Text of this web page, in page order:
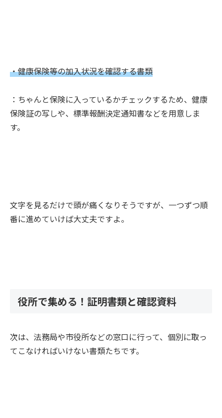
・健康保険等の加入状況を確認する書類
：ちゃんと保険に入っているかチェックするため、健康
保険証の写しや、標準報酬決定通知書などを用意しま
す。
文字を見るだけで頭が痛くなりそうですが、一つずつ順
番に進めていけば大丈夫ですよ。
役所で集める！証明書類と確認資料
次は、法務局や市役所などの窓口に行って、個別に取っ
てこなければいけない書類たちです。